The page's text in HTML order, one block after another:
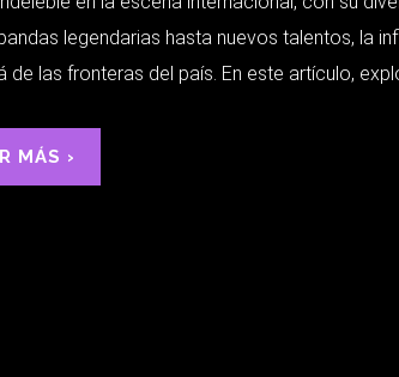
legendarias hasta nuevos talentos, la
de las fronteras del país. En este artículo,
MÁS ›